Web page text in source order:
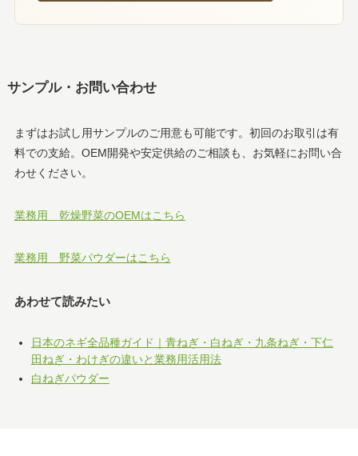
サンプル・お問い合わせ
まずはお試し用サンプルのご用意も可能です。初回のお取引は有
料での支給。OEM開発や安定供給のご相談も、お気軽にお問い合
わせください。
業務用 乾燥野菜のOEMはこちら
業務用 野菜パウダーはこちら
あわせて読みたい
日本のネギ全品種ガイド｜青ねぎ・白ねぎ・九条ねぎ・下仁
田ねぎ・わけぎの違いと業務用活用法
白ねぎパウダー